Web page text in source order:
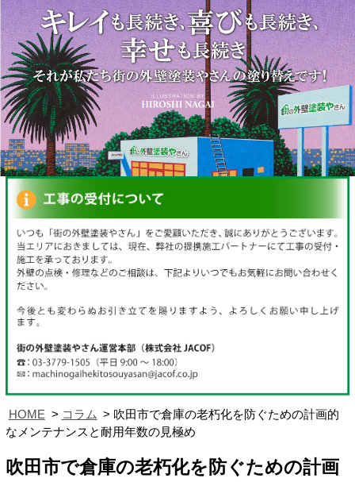
HOME コラム
吹田市で倉庫の老朽化を防ぐための計画的
なメンテナンスと耐用年数の見極め
吹田市で倉庫の老朽化を防ぐための計画